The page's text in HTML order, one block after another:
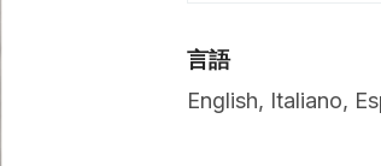
言語
English, Italiano,